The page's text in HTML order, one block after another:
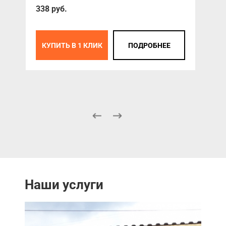
338 руб.
КУПИТЬ В 1 КЛИК ПОДРОБНЕЕ
Наши услуги